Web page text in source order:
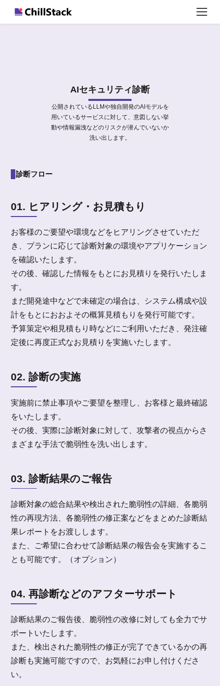
AIセキュリティ診断
公開されているLLMや独自開発のAIモデルを
用いているサービスに対して、意図しない挙
動や情報漏洩などのリスクが潜んでいないか
洗い出します。
診断フロー
01. ヒアリング・お見積もり
お客様のご要望や環境などをヒアリングさせていただ
き、プランに応じて診断対象の環境やアプリケーション
を確認いたします。
その後、確認した情報をもとにお見積りを発行いたしま
す。
まだ開発途中などで未確定の場合は、システム構成や設
計をもとにおおよその概算見積もりを発行可能です。
予算策定や相見積もり時などにご利用いただき、発注確
定後に再度正式なお見積りを実施いたします。
02. 診断の実施
実施前に禁止事項やご要望を整理し、お客様と最終確認
をいたします。
その後、実際に診断対象に対して、攻撃者の視点からさ
まざまな手法で脆弱性を洗い出します。
03. 診断結果のご報告
診断対象の総合結果や検出された脆弱性の詳細、各脆弱
性の再現方法、各脆弱性の修正案などをまとめた診断結
果レポートをお渡しします。
また、ご希望に合わせて診断結果の報告会を実施するこ
とも可能です。（オプション）
04. 再診断などのアフターサポート
診断結果のご報告後、脆弱性の改修に対しても全力でサ
ポートいたします。
また、検出された脆弱性の修正が完了できているかの再
診断も実施可能ですので、お気軽にお申し付けくださ
い。